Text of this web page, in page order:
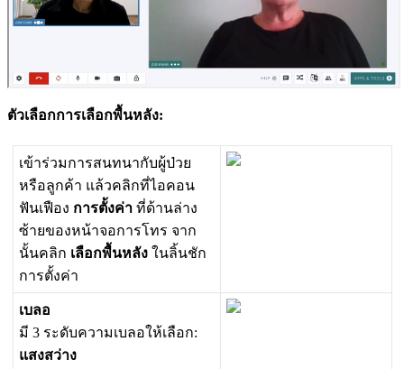
ตวเลอกการเลอกพนหลง:
เขารวมการสนทนากบผปวย
หรอลกคา แลวคลกทไอคอน
ฟนเฟอง การตงคา ทดานลาง
ซายของหนาจอการโทร จาก
นนคลก เลอกพนหลง ในลนชก
การตงคา
เบลอ
ม 3 ระดบความเบลอใหเลอก:
แสงสวาง